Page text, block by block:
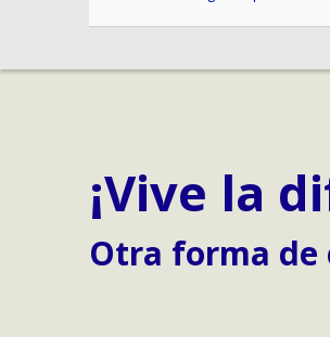
¡Vive la
Otra forma de